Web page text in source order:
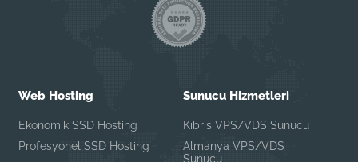
Web Hosting
Ekonomik SSD Hosting
Profesyonel SSD Hosting
Sunucu Hizmetleri
Kıbrıs VPS/VDS Sunucu
Almanya VPS/VDS
Sunucu